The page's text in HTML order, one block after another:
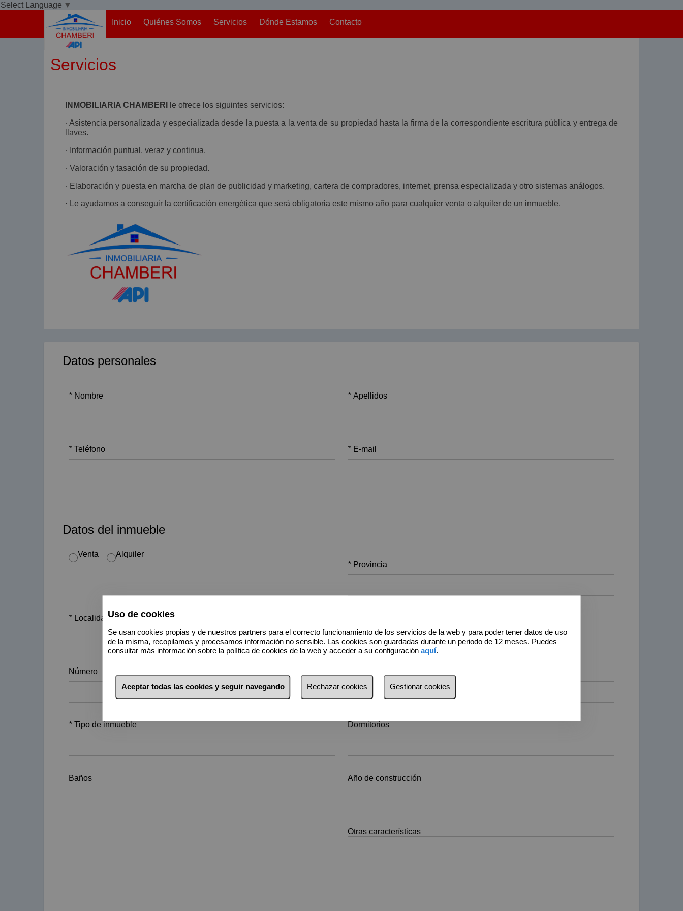
Select Language ▼
Inicio
Quiénes Somos Servicios Dónde Estamos Contacto
Servicios
INMOBILIARIA CHAMBERI le ofrece los siguintes servicios:
· Asistencia personalizada y especializada desde la puesta a la venta de su propiedad hasta la firma de la correspondiente escritura pública y entrega de
llaves.
· Información puntual, veraz y continua.
· Valoración y tasación de su propiedad.
· Elaboración y puesta en marcha de plan de publicidad y marketing, cartera de compradores, internet, prensa especializada y otro sistemas análogos.
· Le ayudamos a conseguir la certificación energética que será obligatoria este mismo año para cualquier venta o alquiler de un inmueble.
Datos personales
* Nombre * Apellidos
* Teléfono * E-mail
Datos del inmueble
Venta
Alquiler
* Provincia
* Localidad
Número
* Tipo de inmueble Dormitorios
Baños Año de construcción
Otras características
Uso de cookies
Se usan cookies propias y de nuestros partners para el correcto funcionamiento de los servicios de la web y para poder tener datos de uso
de la misma, recopilamos y procesamos información no sensible. Las cookies son guardadas durante un periodo de 12 meses. Puedes
consultar más información sobre la política de cookies de la web y acceder a su configuración aquí.
Aceptar todas las cookies y seguir navegando Rechazar cookies Gestionar cookies